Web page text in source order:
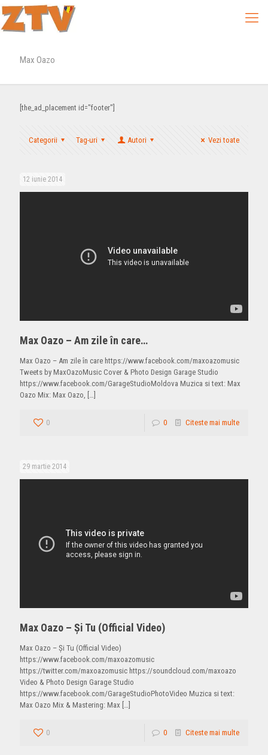
Max Oazo
[the_ad_placement id="footer"]
Categorii Tag-uri Autori Vezi toate
12 iunie 2014
Max Oazo – Am zile în care…
Max Oazo – Am zile în care https://www.facebook.com/maxoazomusic
Tweets by MaxOazoMusic Cover & Photo Design ‎Garage Studio
https://www.facebook.com/GarageStudioMoldova Muzica si text: Max
Oazo Mix: Max Oazo,
0 0 Citeste mai multe
29 martie 2014
Max Oazo – Şi Tu (Official Video)
Max Oazo – Şi Tu (Official Video)
https://www.facebook.com/maxoazomusic
https://twitter.com/maxoazomusic https://soundcloud.com/maxoazo
Video & Photo Design ‎Garage Studio
https://www.facebook.com/GarageStudioPhotoVideo Muzica si text:
Max Oazo Mix & Mastering: Max
0 0 Citeste mai multe